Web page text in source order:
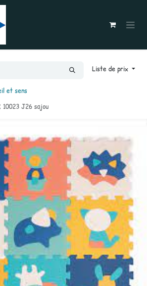
Liste de prix
et sens
J26 sajou